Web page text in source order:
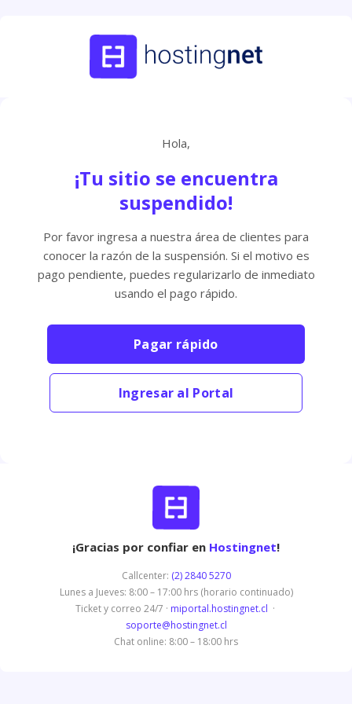
Hola,
¡Tu sitio se encuentra
suspendido!
Por favor ingresa a nuestra área de clientes para
conocer la razón de la suspensión. Si el motivo es
pago pendiente, puedes regularizarlo de inmediato
usando el pago rápido.
Pagar rápido
Ingresar al Portal
¡Gracias por confiar en Hostingnet!
Callcenter: (2) 2840 5270
Lunes a Jueves: 8:00 – 17:00 hrs (horario continuado)
Ticket y correo 24/7 · miportal.hostingnet.cl ·
soporte@hostingnet.cl
Chat online: 8:00 – 18:00 hrs